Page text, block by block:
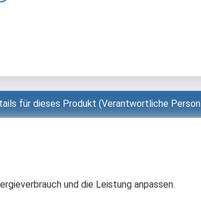
für dieses Produkt (Verantwortliche
und die Leistung anpassen.